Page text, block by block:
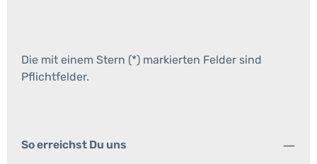
Die mit einem Stern (*) markierten Felder sind
Pflichtfelder.
So erreichst Du uns